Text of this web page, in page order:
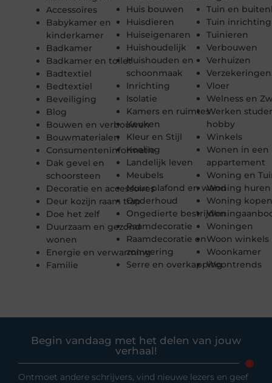
Accessoires
Babykamer en
kinderkamer
Badkamer
Badkamer en toilet
Badtextiel
Bedtextiel
Beveiliging
Blog
Bouwen en verbouwen
Bouwmaterialen
Consumenteninformatie
Dak gevel en
schoorsteen
Decoratie en accessoires
Deur kozijn raam trap
Doe het zelf
Duurzaam en gezond
wonen
Energie en verwarming
Familie
Huis bouwen
Huisdieren
Huiseigenaren
Huishoudelijk
Huishouden en
schoonmaak
Inrichting
Isolatie
Kamers en ruimtes
Keuken
Kleur en Stijl
Koeling
Landelijk leven
Meubels
Muur plafond en wand
Onderhoud
Ongedierte bestrijden
Raamdecoratie
Raamdecoratie en
zonwering
Serre en overkapping
Tuin en
Tuin inrichting
Tuinieren
Verbouwen
Verhuizen
Verzekeringen
Vloer
Welness en
Werken
hobby
Winkels
Wonen in een
appartement
Woning en
Woning huren
Woning
Woningen
Woon winkels
Woonkamer
Woontrends
Begin vandaag met het delen van jouw
verhaal!
Ontmoet andere schrijvers, vind nieuwe lezers en geef